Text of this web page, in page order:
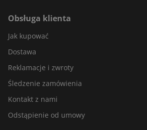
Obsługa klienta
Jak kupować
Dostawa
Reklamacje i zwroty
Śledzenie zamówienia
Kontakt z nami
Odstąpienie od umowy